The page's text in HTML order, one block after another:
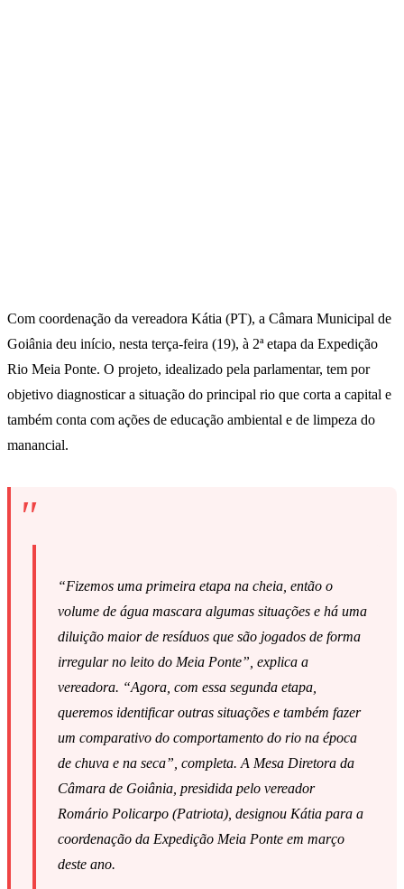
Com coordenação da vereadora Kátia (PT), a Câmara Municipal de
Goiânia deu início, nesta terça-feira (19), à 2ª etapa da Expedição
Rio Meia Ponte. O projeto, idealizado pela parlamentar, tem por
objetivo diagnosticar a situação do principal rio que corta a capital e
também conta com ações de educação ambiental e de limpeza do
manancial.
“Fizemos uma primeira etapa na cheia, então o
volume de água mascara algumas situações e há uma
diluição maior de resíduos que são jogados de forma
irregular no leito do Meia Ponte”, explica a
vereadora. “Agora, com essa segunda etapa,
queremos identificar outras situações e também fazer
um comparativo do comportamento do rio na época
de chuva e na seca”, completa. A Mesa Diretora da
Câmara de Goiânia, presidida pelo vereador
Romário Policarpo (Patriota), designou Kátia para a
coordenação da Expedição Meia Ponte em março
deste ano.